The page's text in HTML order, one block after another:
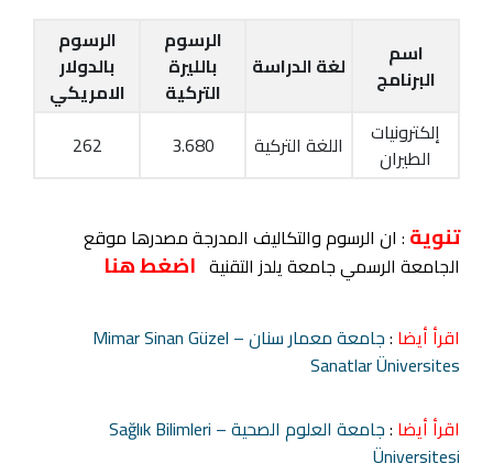
اسم
البرنامج
لغة الدراسة
الرسوم
بالليرة
التركية
الرسوم
بالدولار
الامريكي
إلكترونيات
الطيران
اللغة التركية 3.680
262
تنوية : ان الرسوم والتكاليف المدرجة مصدرها موقع
الجامعة الرسمي جامعة يلدز التقنية اضغط هنا
اقرأ أيضا :
جامعة معمار سنان – Mimar Sinan Güzel
Sanatlar Üniversites
اقرأ أيضا :
جامعة العلوم الصحية – Sağlık Bilimleri
Üniversitesi